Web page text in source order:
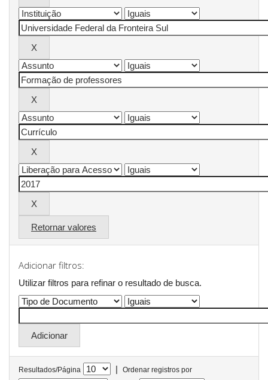
Retornar valores
Adicionar filtros:
Utilizar filtros para refinar o resultado de busca.
Resultados/Página |
Ordenar registros por